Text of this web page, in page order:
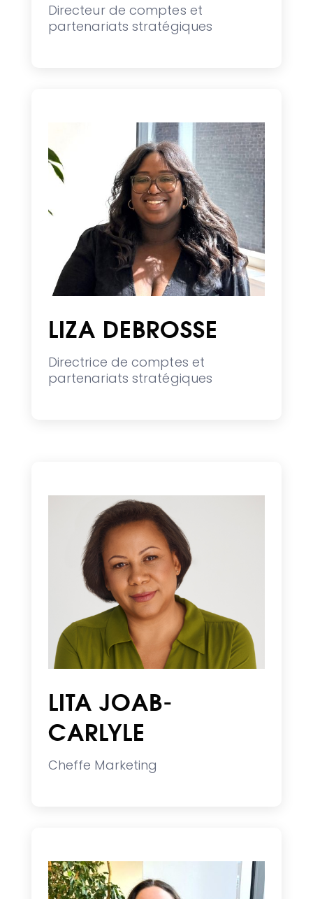
Directeur de comptes et
partenariats stratégiques
LIZA DEBROSSE
Directrice de comptes et
partenariats stratégiques
LITA JOAB-
CARLYLE
Cheffe Marketing